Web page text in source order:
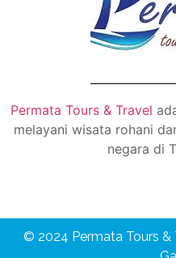
Permata Tours & Travel
melayani wisata rohani
negara di
© 2024 Permata Tours &